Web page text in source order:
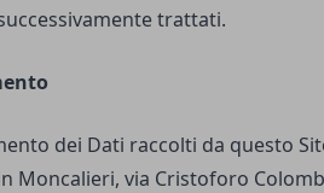
trattati.
dei Dati raccolti da questo
Moncalieri, via Cristoforo